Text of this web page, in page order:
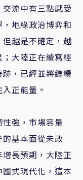
流中有三點感受
地緣政治博弈和
越是不確定，越
大陸正在續寫經
，已經並將繼續
正能量。
強，市場容量
基本面從未改
長預期，大陸正
式現代化，這本